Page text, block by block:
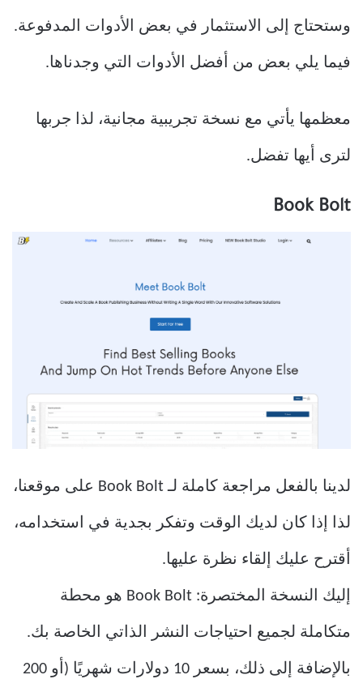
وستحتاج إلى الاستثمار في بعض الأدوات المدفوعة.
فيما يلي بعض من أفضل الأدوات التي وجدناها.
معظمها يأتي مع نسخة تجريبية مجانية، لذا جربها
لترى أيها تفضل.
Book Bolt
لدينا بالفعل مراجعة كاملة لـ Book Bolt على موقعنا،
لذا إذا كان لديك الوقت وتفكر بجدية في استخدامه،
أقترح عليك إلقاء نظرة عليها.
إليك النسخة المختصرة: Book Bolt هو محطة
متكاملة لجميع احتياجات النشر الذاتي الخاصة بك.
بالإضافة إلى ذلك، بسعر 10 دولارات شهريًا (أو 200